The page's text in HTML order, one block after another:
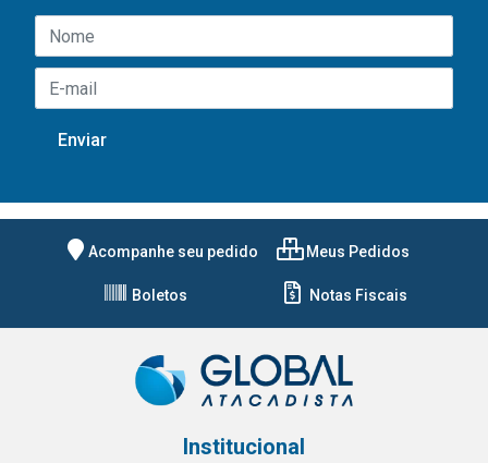
Acompanhe seu pedido Meus Pedidos
Boletos Notas Fiscais
Institucional